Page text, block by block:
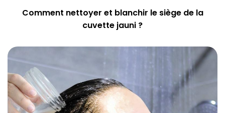
Comment nettoyer et blanchir le siège de la
cuvette jauni ?